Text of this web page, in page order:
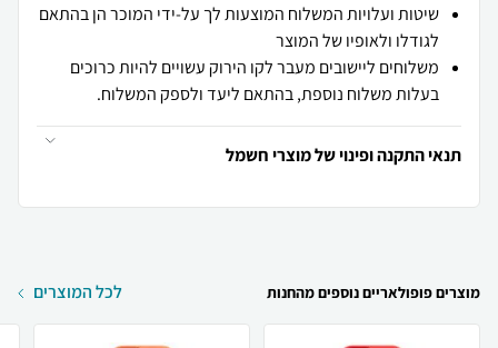
שיטות ועלויות המשלוח המוצעות לך על-ידי המוכר הן בהתאם
לגודלו ולאופיו של המוצר
משלוחים ליישובים מעבר לקו הירוק עשויים להיות כרוכים
בעלות משלוח נוספת, בהתאם ליעד ולספק המשלוח.
תנאי התקנה ופינוי של מוצרי חשמל
מוצרים פופולאריים נוספים מהחנות לכל המוצרים